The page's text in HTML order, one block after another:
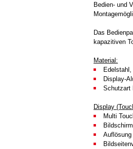
Bedien- und
Das
kapazitiven
Material:
Display-
Schutzart
Display
Multi